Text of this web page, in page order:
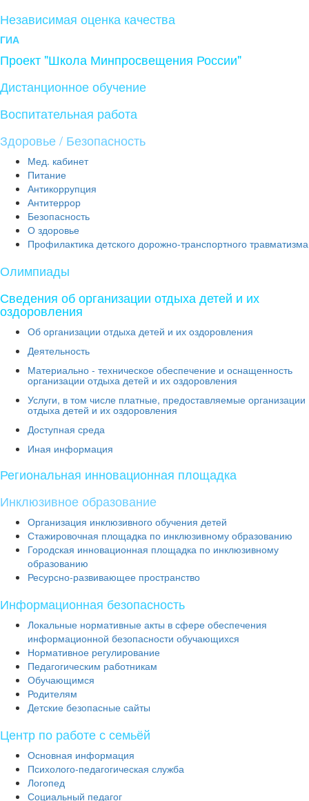
Независимая оценка качества
ГИА
Проект "Школа Минпросвещения России"
Дистанционное обучение
Воспитательная работа
Здоровье / Безопасность
Мед. кабинет
Питание
Антикоррупция
Антитеррор
Безопасность
О здоровье
Профилактика детского дорожно-транспортного травматизма
Олимпиады
Сведения об организации отдыха детей и их
оздоровления
Об организации отдыха детей и их оздоровления
Деятельность
Материально - техническое обеспечение и оснащенность
организации отдыха детей и их оздоровления
Услуги, в том числе платные, предоставляемые организации
отдыха детей и их оздоровления
Доступная среда
Иная информация
Региональная инновационная площадка
Инклюзивное образование
Организация инклюзивного обучения детей
Стажировочная площадка по инклюзивному образованию
Городская инновационная площадка по инклюзивному
образованию
Ресурсно-развивающее пространство
Информационная безопасность
Локальные нормативные акты в сфере обеспечения
информационной безопасности обучающихся
Нормативное регулирование
Педагогическим работникам
Обучающимся
Родителям
Детские безопасные сайты
Центр по работе с семьёй
Основная информация
Психолого-педагогическая служба
Логопед
Социальный педагог